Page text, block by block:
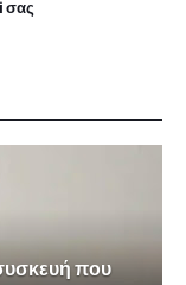
σας
συσκευή που